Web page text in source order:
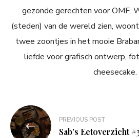
gezonde gerechten voor OMF.
(steden) van de wereld zien,
twee zoontjes in het mooie
liefde voor grafisch ontwerp,
cheesecake.
Bericht
navigatie
PREVIOUS POST
Sab’s Eetoverzicht